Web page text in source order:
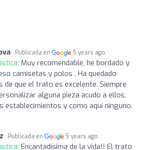
Publicada en 5 years ago
Muy recomendable, he bordado y
camisetas y polos . Ha quedado
de que el trato es excelente. Siempre
alguna pieza acudo a ellos,
establecimientos y como aquí ninguno.
Publicada en 5 years ago
Encantadísima de la vida!! El trato